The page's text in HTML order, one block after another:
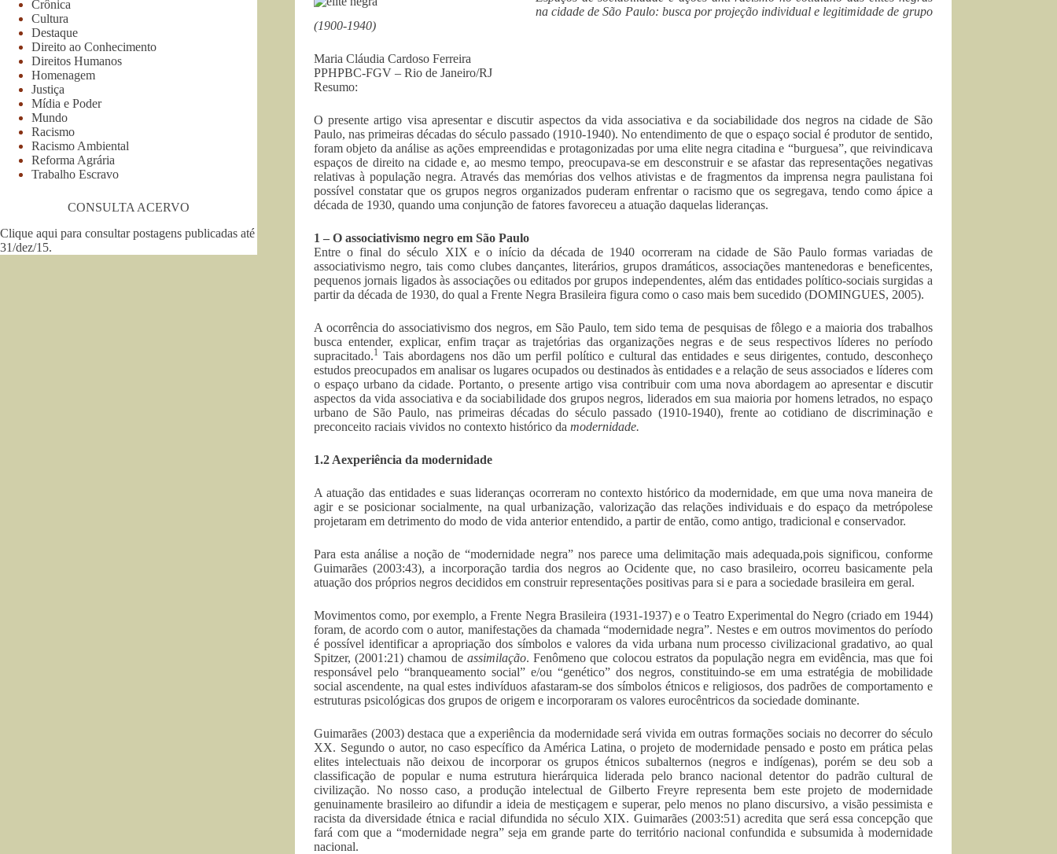
na cidade de São Paulo: busca por projeção individual e legitimidade de grupo
(1900-1940)
Maria Cláudia Cardoso Ferreira
PPHPBC-FGV – Rio de Janeiro/RJ
Resumo:
O presente artigo visa apresentar e discutir aspectos da vida associativa e da sociabilidade dos negros na cidade de São
Paulo, nas primeiras décadas do século passado (1910-1940). No entendimento de que o espaço social é produtor de sentido,
foram objeto da análise as ações empreendidas e protagonizadas por uma elite negra citadina e “burguesa”, que reivindicava
espaços de direito na cidade e, ao mesmo tempo, preocupava-se em desconstruir e se afastar das representações negativas
relativas à população negra. Através das memórias dos velhos ativistas e de fragmentos da imprensa negra paulistana foi
possível constatar que os grupos negros organizados puderam enfrentar o racismo que os segregava, tendo como ápice a
década de 1930, quando uma conjunção de fatores favoreceu a atuação daquelas lideranças.
1 – O associativismo negro em São Paulo
Entre o final do século XIX e o início da década de 1940 ocorreram na cidade de São Paulo formas variadas de
associativismo negro, tais como clubes dançantes, literários, grupos dramáticos, associações mantenedoras e beneficentes,
pequenos jornais ligados às associações ou editados por grupos independentes, além das entidades político-sociais surgidas a
partir da década de 1930, do qual a Frente Negra Brasileira figura como o caso mais bem sucedido (DOMINGUES, 2005).
A ocorrência do associativismo dos negros, em São Paulo, tem sido tema de pesquisas de fôlego e a maioria dos trabalhos
busca entender, explicar, enfim traçar as trajetórias das organizações negras e de seus respectivos líderes no período
supracitado.1 Tais abordagens nos dão um perfil político e cultural das entidades e seus dirigentes, contudo, desconheço
estudos preocupados em analisar os lugares ocupados ou destinados às entidades e a relação de seus associados e líderes com
o espaço urbano da cidade. Portanto, o presente artigo visa contribuir com uma nova abordagem ao apresentar e discutir
aspectos da vida associativa e da sociabilidade dos grupos negros, liderados em sua maioria por homens letrados, no espaço
urbano de São Paulo, nas primeiras décadas do século passado (1910-1940), frente ao cotidiano de discriminação e
preconceito raciais vividos no contexto histórico da modernidade.
1.2 Aexperiência da modernidade
A atuação das entidades e suas lideranças ocorreram no contexto histórico da modernidade, em que uma nova maneira de
agir e se posicionar socialmente, na qual urbanização, valorização das relações individuais e do espaço da metrópolese
projetaram em detrimento do modo de vida anterior entendido, a partir de então, como antigo, tradicional e conservador.
Para esta análise a noção de “modernidade negra” nos parece uma delimitação mais adequada,pois significou, conforme
Guimarães (2003:43), a incorporação tardia dos negros ao Ocidente que, no caso brasileiro, ocorreu basicamente pela
atuação dos próprios negros decididos em construir representações positivas para si e para a sociedade brasileira em geral.
Movimentos como, por exemplo, a Frente Negra Brasileira (1931-1937) e o Teatro Experimental do Negro (criado em 1944)
foram, de acordo com o autor, manifestações da chamada “modernidade negra”. Nestes e em outros movimentos do período
é possível identificar a apropriação dos símbolos e valores da vida urbana num processo civilizacional gradativo, ao qual
Spitzer, (2001:21) chamou de assimilação. Fenômeno que colocou estratos da população negra em evidência, mas que foi
responsável pelo “branqueamento social” e/ou “genético” dos negros, constituindo-se em uma estratégia de mobilidade
social ascendente, na qual estes indivíduos afastaram-se dos símbolos étnicos e religiosos, dos padrões de comportamento e
estruturas psicológicas dos grupos de origem e incorporaram os valores eurocêntricos da sociedade dominante.
Guimarães (2003) destaca que a experiência da modernidade será vivida em outras formações sociais no decorrer do século
XX. Segundo o autor, no caso específico da América Latina, o projeto de modernidade pensado e posto em prática pelas
elites intelectuais não deixou de incorporar os grupos étnicos subalternos (negros e indígenas), porém se deu sob a
classificação de popular e numa estrutura hierárquica liderada pelo branco nacional detentor do padrão cultural de
civilização. No nosso caso, a produção intelectual de Gilberto Freyre representa bem este projeto de modernidade
genuinamente brasileiro ao difundir a ideia de mestiçagem e superar, pelo menos no plano discursivo, a visão pessimista e
racista da diversidade étnica e racial difundida no século XIX. Guimarães (2003:51) acredita que será essa concepção que
fará com que a “modernidade negra” seja em grande parte do território nacional confundida e subsumida à modernidade
nacional.
Crônica
Cultura
Destaque
Direito ao Conhecimento
Direitos Humanos
Homenagem
Justiça
Mídia e Poder
Mundo
Racismo
Racismo Ambiental
Reforma Agrária
Trabalho Escravo
CONSULTA ACERVO
Clique aqui para consultar postagens publicadas até
31/dez/15.